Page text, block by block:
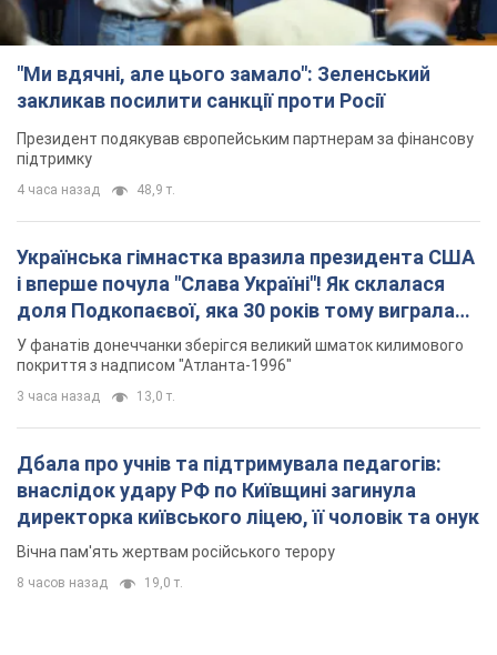
"Ми вдячні, але цього замало": Зеленський
закликав посилити санкції проти Росії
Президент подякував європейським партнерам за фінансову
підтримку
4 часа назад 48,9 т.
Українська гімнастка вразила президента США
і вперше почула "Слава Україні"! Як склалася
доля Подкопаєвої, яка 30 років тому виграла
"золото" Олімпіади
У фанатів донеччанки зберігся великий шматок килимового
покриття з надписом "Атланта-1996"
3 часа назад 13,0 т.
Дбала про учнів та підтримувала педагогів:
внаслідок удару РФ по Київщині загинула
директорка київського ліцею, її чоловік та онук
Вічна пам'ять жертвам російського терору
8 часов назад 19,0 т.